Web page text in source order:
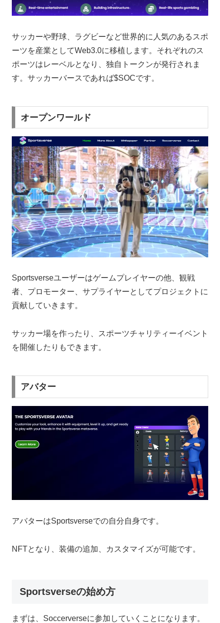
サッカーや野球、ラグビーなど世界的に人気のあるスポ
ーツを産業としてWeb3.0に移植します。それぞれのス
ポーツはレーベルとなり、独自トークンが発行されま
す。サッカーバースであれば$SOCです。
オープンワールド
Sportsverseユーザーはゲームプレイヤーの他、観戦
者、プロモーター、サプライヤーとしてプロジェクトに
貢献していきます。
サッカー場を作ったり、スポーツチャリティーイベント
を開催したりもできます。
アバター
アバターはSportsverseでの自分自身です。
NFTとなり、装備の追加、カスタマイズが可能です。
Sportsverseの始め方
まずは、Soccerverseに参加していくことになります。